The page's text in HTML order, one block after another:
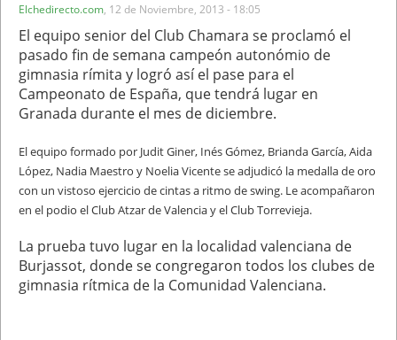
Elchedirecto.com, 12 de Noviembre, 2013 - 18:05
El equipo senior del Club Chamara se proclamó el
pasado fin de semana campeón autonómio de
gimnasia rímita y logró así el pase para el
Campeonato de España, que tendrá lugar en
Granada durante el mes de diciembre.
El equipo formado por Judit Giner, Inés Gómez, Brianda García, Aida
López, Nadia Maestro y Noelia Vicente se adjudicó la medalla de oro
con un vistoso ejercicio de cintas a ritmo de swing. Le acompañaron
en el podio el Club Atzar de Valencia y el Club Torrevieja.
La prueba tuvo lugar en la localidad valenciana de
Burjassot, donde se congregaron todos los clubes de
gimnasia rítmica de la Comunidad Valenciana.